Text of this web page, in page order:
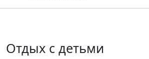
Отдых с детьми